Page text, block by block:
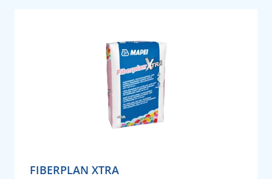
FIBERPLAN XTRA